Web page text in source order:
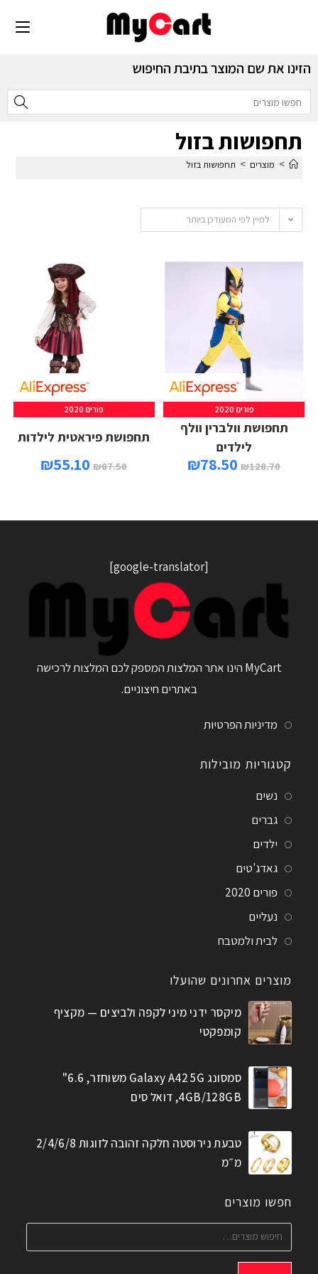
הזינו את שם המוצר בתיבת החיפוש
תחפושות בזול
> מוצרים > תחפושות בזול
למיין לפי המעודכן ביותר
פורים 2020
תחפושת וולברין וולף
לילדים
₪128.70
₪78.50
פורים 2020
תחפושת פיראטית לילדות
₪87.50
₪55.10
[google-translator]
MyCart הינו אתר המלצות המספק לכם המלצות לרכישה
באתרים חיצוניים.
מדיניות הפרטיות
קטגוריות מובילות
נשים
גברים
ילדים
גאדג'טים
פורים 2020
נעליים
לבית ולמטבח
מוצרים אחרונים שהועלו
מיקסר ידני מיני לקפה ולביצים — מקציף
קומפקטי
סמסונג Galaxy A42 5G משוחזר, 6.6"
4GB/128GB, דואל סים
טבעת נירוסטה חלקה זהובה לזוגות 2/4/6/8
מ״מ
חפשו מוצרים